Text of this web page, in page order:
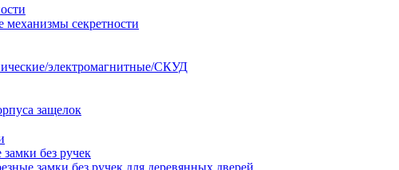
секретности
электромагнитные/СКУД
защелок
без ручек
замки без ручек для деревянных дверей